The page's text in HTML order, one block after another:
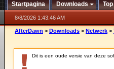
Startpagina Downloads
8/8/2026 1:43:46 AM
AfterDawn > Downloads > Netwerk >
Dit is een oude versie van deze